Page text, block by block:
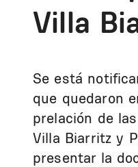
Villa
Se está
que quedaron
prelación de
Villa Biarritz y
presentar la